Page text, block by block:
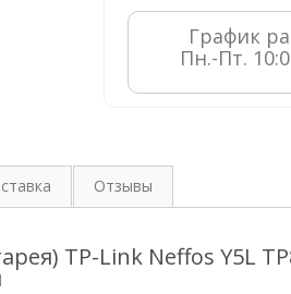
График
Пн.-Пт.
Отзывы
TP-Link Neffos Y5L